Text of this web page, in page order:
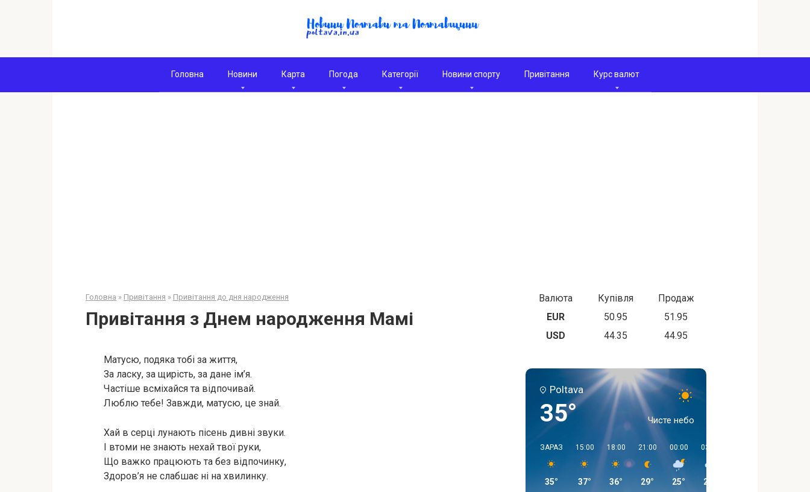
Головна Новини Карта Погода Категорії Новини спорту Привітання Курс валют
Головна » Привітання » Привітання до дня народження
Привітання з Днем народження Мамі
Матусю, подяка тобі за життя,
За ласку, за щирість, за дане ім’я.
Частіше всміхайся та відпочивай.
Люблю тебе! Завжди, матусю, це знай.
Хай в серці лунають пісень дивні звуки.
І втоми не знають нехай твої руки,
Що важко працюють та без відпочинку,
Здоров’я не слабшає ні на хвилинку.
Валюта Купівля
Продаж
EUR
50.95
51.95
USD
44.35 44.95
Poltava
35° Чисте небо
ЗАРАЗ
35°
15:00
37°
18:00
36°
21:00
29°
00:00
25°
03:00
21°